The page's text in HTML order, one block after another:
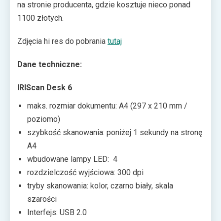
wykorzystać wbudowaną kamerę HD do
przygotowywania tutoriali i materiałów
na stronie producenta, gdzie kosztuje nieco ponad
1100 złotych.
Zdjęcia hi res do pobrania tutaj
Dane techniczne:
IRIScan Desk 6
maks. rozmiar dokumentu: A4 (297 x 210 mm /
poziomo)
szybkość skanowania: poniżej 1 sekundy na stronę
A4
wbudowane lampy LED: 4
rozdzielczość wyjściowa: 300 dpi
tryby skanowania: kolor, czarno biały, skala
szarości
Interfejs: USB 2.0